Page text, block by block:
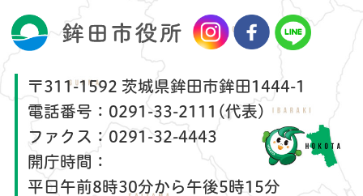
〒311-1592 茨城県鉾田市鉾田1444-1
電話番号： 0291-33-2111(代表)
ファクス： 0291-32-4443
開庁時間：
平日午前8時30分から午後5時15分